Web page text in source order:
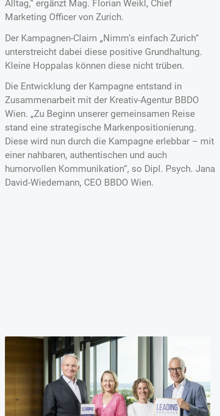
Alltag,“ ergänzt Mag. Florian Weikl, Chief
Marketing Officer von Zurich.
Der Kampagnen-Claim „Nimm’s einfach Zurich“
unterstreicht dabei diese positive Grundhaltung.
Kleine Hoppalas können diese nicht trüben.
Die Entwicklung der Kampagne entstand in
Zusammenarbeit mit der Kreativ-Agentur BBDO
Wien. „Zu Beginn unserer gemeinsamen Reise
stand eine strategische Markenpositionierung.
Diese wird nun durch die Kampagne erlebbar – mit
einer nahbaren, authentischen und auch
humorvollen Kommunikation“, so Dipl. Psych. Jana
David-Wiedemann, CEO BBDO Wien.